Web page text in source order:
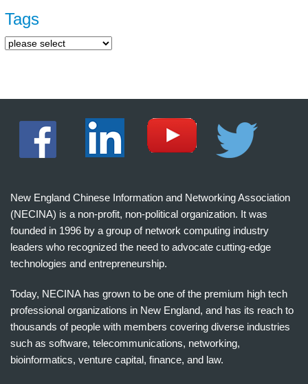
Tags
New England Chinese Information and Networking Association
(NECINA) is a non-profit, non-political organization. It was
founded in 1996 by a group of network computing industry
leaders who recognized the need to advocate cutting-edge
technologies and entrepreneurship.
Today, NECINA has grown to be one of the premium high tech
professional organizations in New England, and has its reach to
thousands of people with members covering diverse industries
such as software, telecommunications, networking,
bioinformatics, venture capital, finance, and law.